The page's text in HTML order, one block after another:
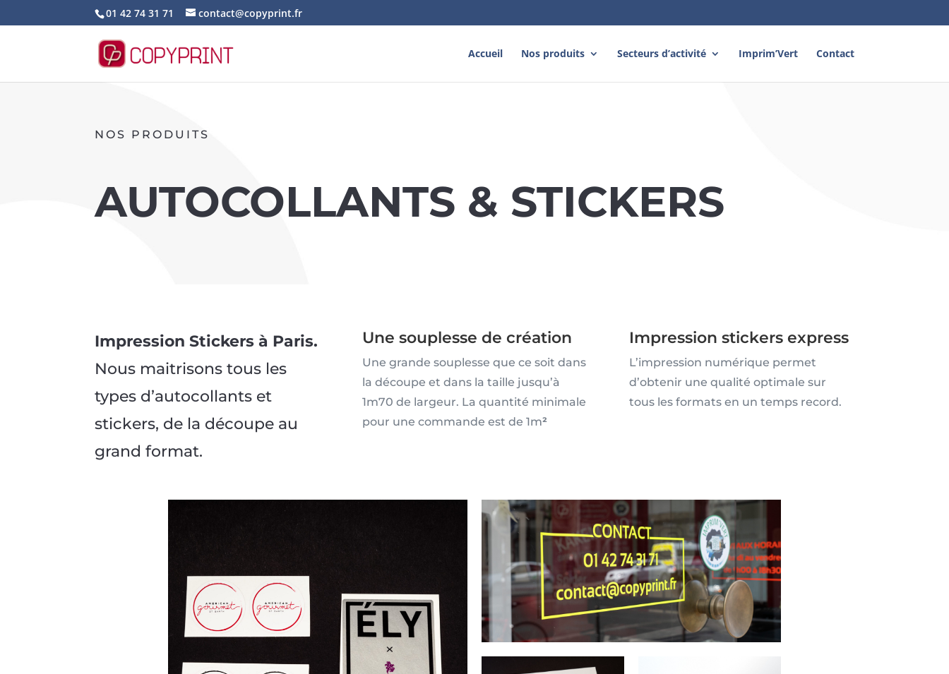
01 42 74 31 71 contact@copyprint.fr
Accueil Nos produits Secteurs d’activité Imprim’Vert Contact
NOS PRODUITS
AUTOCOLLANTS & STICKERS
Impression Stickers à Paris.
Nous maitrisons tous les
types d’autocollants et
stickers, de la découpe au
grand format.
Une souplesse de création
Une grande souplesse que ce soit dans
la découpe et dans la taille jusqu’à
1m70 de largeur. La quantité minimale
pour une commande est de 1m²
Impression stickers express
L’impression numérique permet
d’obtenir une qualité optimale sur
tous les formats en un temps record.